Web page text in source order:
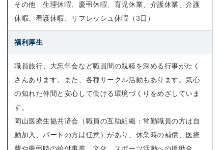
その他 生理休暇、慶弔休暇、育児休業、介護休業、介護
休暇、看護休暇、リフレッシュ休暇（3日）
福利厚生
職員旅行、大忘年会など職員間の親睦を深める行事がたく
さんあります。また、各種サークル活動もあります。気心
の知れた仲間と安心して働ける環境づくりをめざしていま
す。
岡山医療生協共済会（職員の互助組織：常勤職員の方は自
動加入、パートの方は任意）があり、休業時の補償、医療